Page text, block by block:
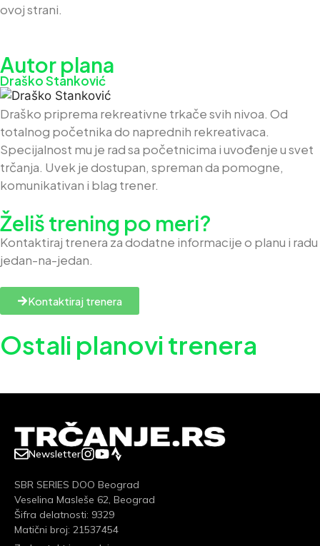
ovoj strani.
Autor plana
Draško Stanković
Draško priprema rekreativne trkače svih nivoa. Od
totalnog početnika do naprednih rekreativaca.
Specijalnost mu je rad sa početnicima i uvođenje u svet
trčanja. Uvek je dostupan, spreman da pomogne,
komunikativan i blag trener.
Želiš trening po meri?
Kontaktiraj trenera za dodatne informacije o planu i radu
jedan-na-jedan.
Kontaktiraj trenera
Ostali planovi trenera
Newsletter
SBR SERIES DOO Beograd
Veselina Masleše 62, Beograd
Šifra delatnosti: 9329
Matični broj: 21537454